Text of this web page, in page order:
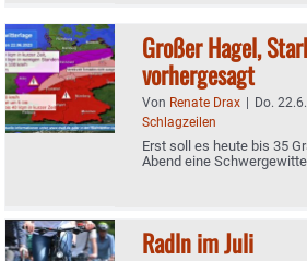
Großer Hagel,
vorhergesagt
Von Renate Drax | Do.
Schlagzeilen
Erst soll es heute bis 35
Abend eine
Radln im Juli